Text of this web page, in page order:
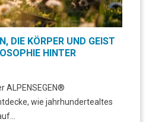
DIE KÖRPER UND GEIST
HINTER
ALPENSEGEN®
wie jahrhundertealtes